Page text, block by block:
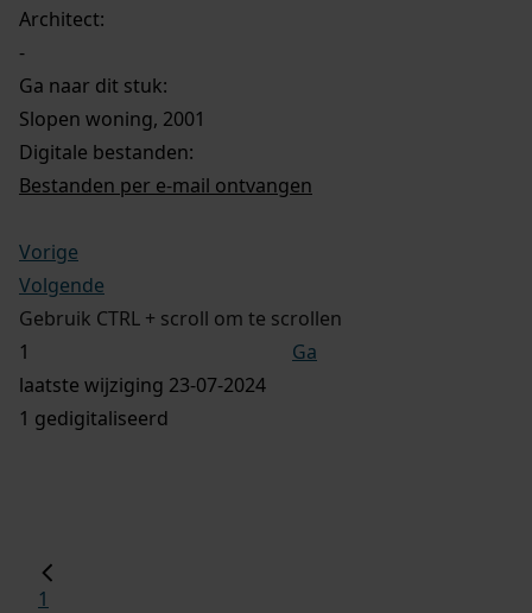
Architect:
-
Ga naar dit stuk:
Slopen woning, 2001
Digitale bestanden:
Bestanden per e-mail ontvangen
Vorige
Volgende
Gebruik CTRL + scroll om te scrollen
Ga
laatste wijziging 23-07-2024
1 gedigitaliseerd
1